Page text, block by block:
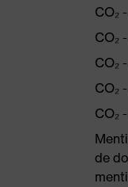
CO₂
CO₂
CO₂
CO₂
CO₂
de